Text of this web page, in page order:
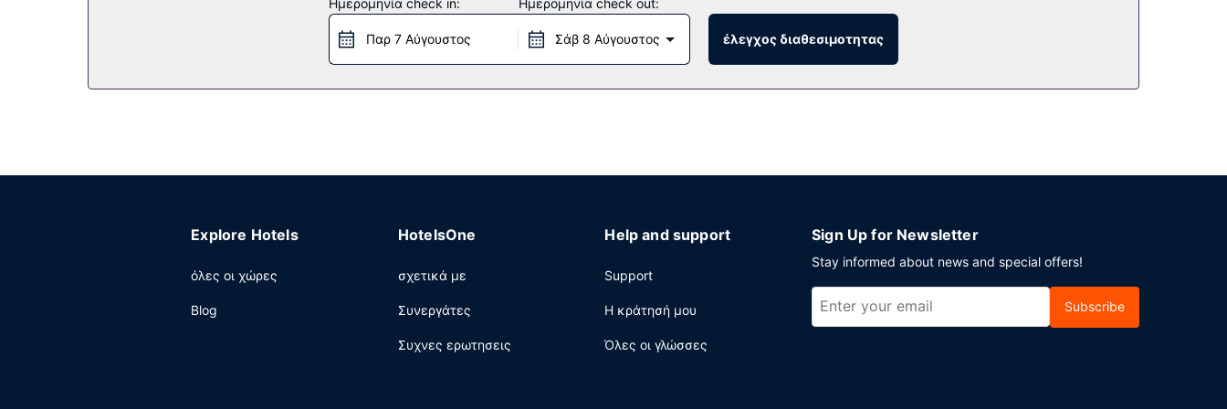
Απολαύστε ένα γεύμα στο Meercup ή σνακ σε μια καφετέρια σε αυτό το κατάλυμα με πρωινό.
Ημερομηνία check in:
Παρ 7 Αύγουστος
Ημερομηνία check out:
Σάβ 8 Αύγουστος έλεγχος διαθεσιμοτητας
Explore Hotels
όλες οι χώρες
Blog
HotelsOne
σχετικά με
Συνεργάτες
Συχνες ερωτησεις
Help and support
Support
Η κράτησή μου
Όλες οι γλώσσες
Sign Up for Newsletter
Stay informed about news and special offers!
Subscribe